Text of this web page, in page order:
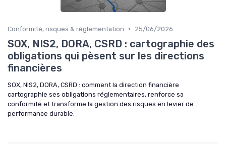
Conformité, risques & réglementation • 25/06/2026
SOX, NIS2, DORA, CSRD : cartographie des
obligations qui pèsent sur les directions
financières
SOX, NIS2, DORA, CSRD : comment la direction financière
cartographie ses obligations réglementaires, renforce sa
conformité et transforme la gestion des risques en levier de
performance durable.